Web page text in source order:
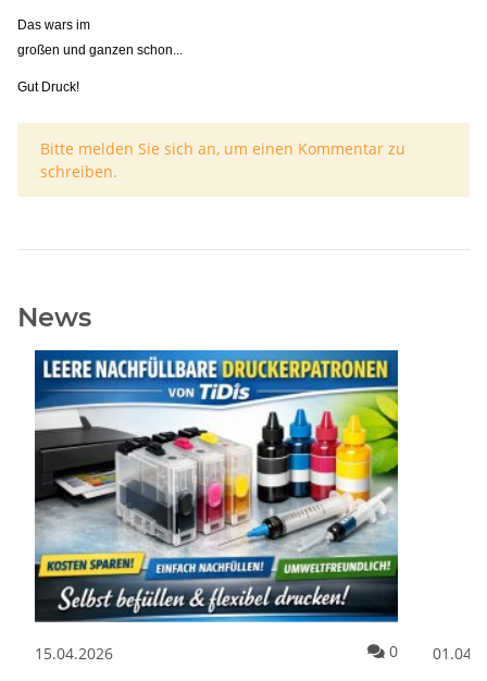
Das wars im
großen und ganzen schon...
Gut Druck!
x
Bitte melden Sie sich an, um einen Kommentar zu
schreiben.
News
15.04.2026 Kommentare
0